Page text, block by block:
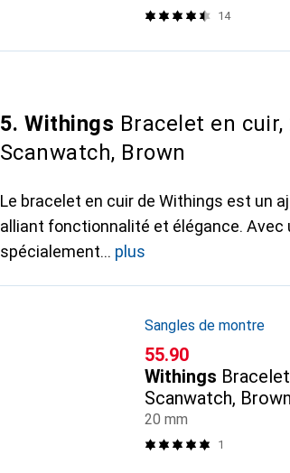
14
5. Withings Bracelet en
Scanwatch, Brown
Le bracelet en cuir de Withings est un
alliant fonctionnalité et élégance. Avec
spécialement
plus
Sangles de montre
CHF
55.90
Withings
Scanwatch, Brown
20 mm
1